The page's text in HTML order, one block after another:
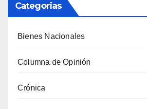
Categorias
Bienes Nacionales
Columna de Opinión
Crónica